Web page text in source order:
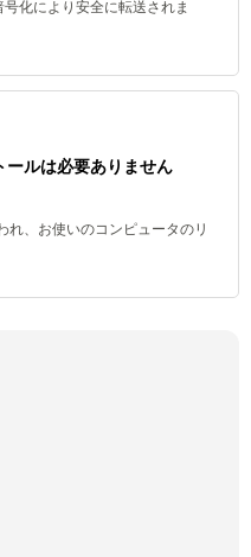
化により安全に転送されま
ールは必要ありません
れ、お使いのコンピュータのリ